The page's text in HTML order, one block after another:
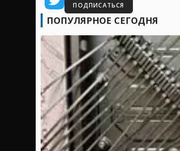
ПОДПИСАТЬСЯ
ПОПУЛЯРНОЕ СЕГОДНЯ